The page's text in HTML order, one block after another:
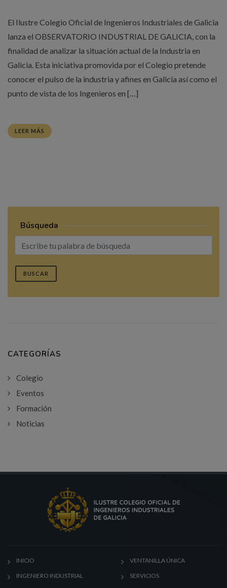
El Ilustre Colegio Oficial de Ingenieros Industriales de Galicia
lanza el OBSERVATORIO INDUSTRIAL DE GALICIA, con la
finalidad de analizar la situación actual de la Industria en
Galicia. Esta iniciativa promovida por el Colegio pretende
conocer el pulso de la industria y afines en Galicia así como el
punto de vista de los Ingenieros en […]
LEER MÁS
Búsqueda
BUSCAR
CATEGORÍAS
Colegio
Eventos
Formación
Noticias
INICIO
INGENIERO INDUSTRIAL
VENTANILLA ÚNICA
SERVICIOS